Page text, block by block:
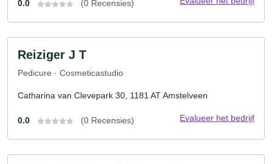
0.0 (0 Recensies)
Reiziger J T
Pedicure · Cosmeticastudio
Catharina van Clevepark 30, 1181 AT Amstelveen
0.0 (0 Recensies) Evalueer het bedrijf